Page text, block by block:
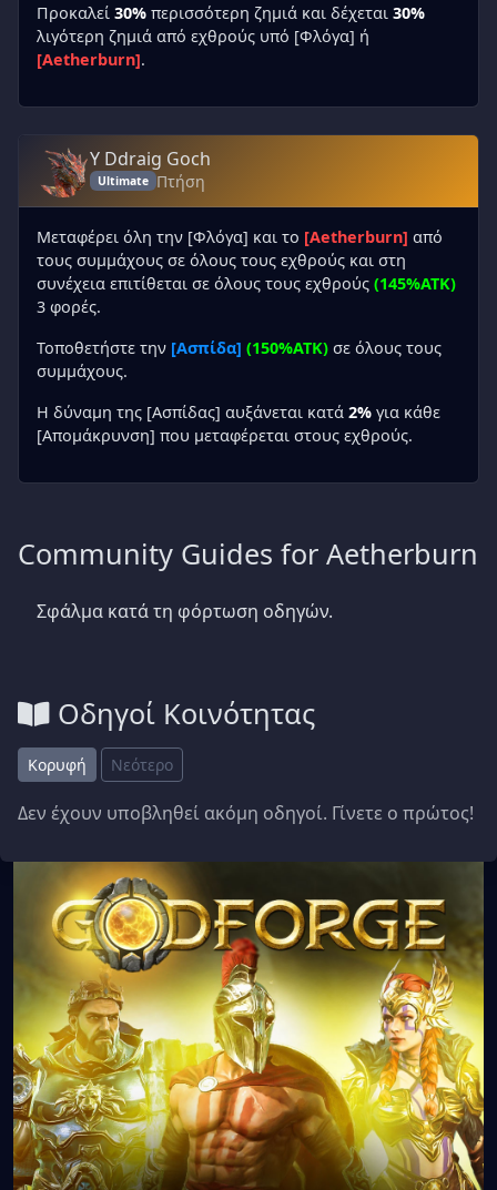
Προκαλεί 30% περισσότερη ζημιά και δέχεται 30%
λιγότερη ζημιά από εχθρούς υπό [Φλόγα] ή
[Aetherburn].
Y Ddraig Goch
Ultimate Πτήση
Μεταφέρει όλη την [Φλόγα] και το [Aetherburn] από
τους συμμάχους σε όλους τους εχθρούς και στη
συνέχεια επιτίθεται σε όλους τους εχθρούς (145%ATK)
3 φορές.
Τοποθετήστε την [Ασπίδα] (150%ATK) σε όλους τους
συμμάχους.
Η δύναμη της [Ασπίδας] αυξάνεται κατά 2% για κάθε
[Απομάκρυνση] που μεταφέρεται στους εχθρούς.
Community Guides for Aetherburn
Σφάλμα κατά τη φόρτωση οδηγών.
Οδηγοί Κοινότητας
Κορυφή Νεότερο
Δεν έχουν υποβληθεί ακόμη οδηγοί. Γίνετε ο πρώτος!